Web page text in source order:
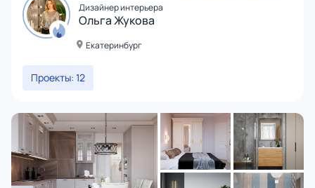
Дизайнер интерьера
Ольга Жукова
Екатеринбург
Проекты: 12